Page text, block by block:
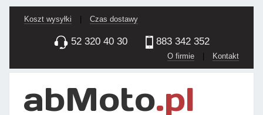
Koszt wysyłki Czas dostawy
52 320 40 30 883 342 352
O firmie | Kontakt